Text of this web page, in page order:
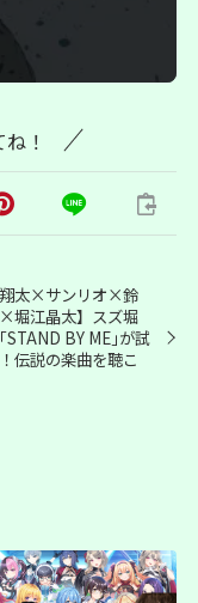
！
翔太×サンリオ×鈴
堀江晶太】スズ堀
STAND BY ME｣が試
伝説の楽曲を聴こ